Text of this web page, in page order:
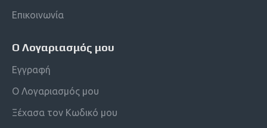
Επικοινωνία
Ο Λογαριασμός μου
Εγγραφή
Ο Λογαριασμός μου
Ξέχασα τον Κωδικό μου